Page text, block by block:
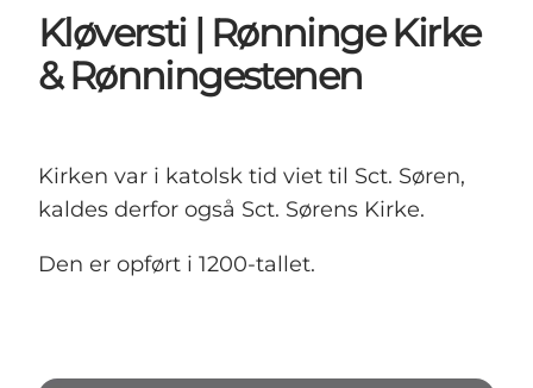
Sov godt
Planlæg din ferie
Det sker
Kløversti | Rønninge Kirke
& Rønningestenen
Kirken var i katolsk tid viet til Sct. Søren,
kaldes derfor også Sct. Sørens Kirke.
Den er opført i 1200-tallet.